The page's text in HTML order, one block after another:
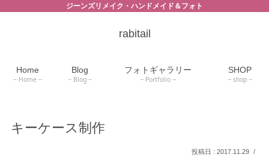
ジーンズリメイク・ハンドメイド＆フォト
rabitail
Home
Home
Blog
Blog
フォトギャラリー
Portfolio
SHOP
shop
キーケース制作
2017.11.29